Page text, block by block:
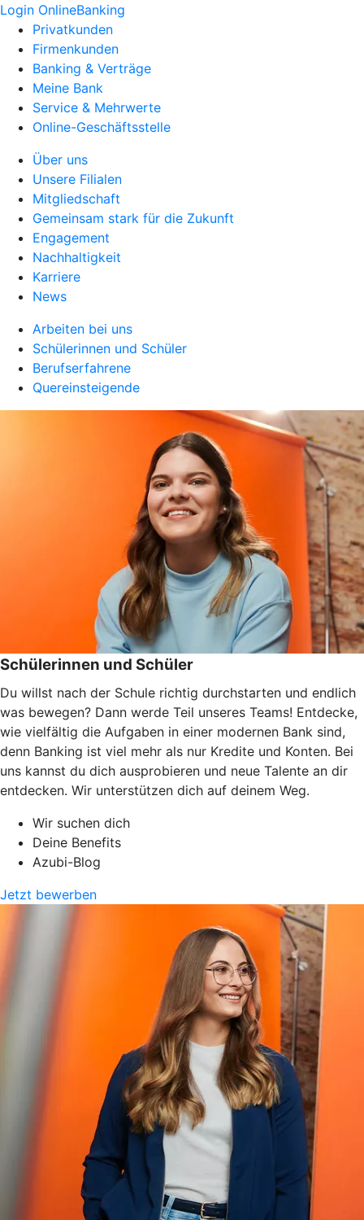
Login OnlineBanking
Privatkunden
Firmenkunden
Banking & Verträge
Meine Bank
Service & Mehrwerte
Online-Geschäftsstelle
Über uns
Unsere Filialen
Mitgliedschaft
Gemeinsam stark für die Zukunft
Engagement
Nachhaltigkeit
Karriere
News
Arbeiten bei uns
Schülerinnen und Schüler
Berufserfahrene
Quereinsteigende
Schülerinnen und Schüler
Du willst nach der Schule richtig durchstarten und endlich
was bewegen? Dann werde Teil unseres Teams! Entdecke,
wie vielfältig die Aufgaben in einer modernen Bank sind,
denn Banking ist viel mehr als nur Kredite und Konten. Bei
uns kannst du dich ausprobieren und neue Talente an dir
entdecken. Wir unterstützen dich auf deinem Weg.
Wir suchen dich
Deine Benefits
Azubi-Blog
Jetzt bewerben